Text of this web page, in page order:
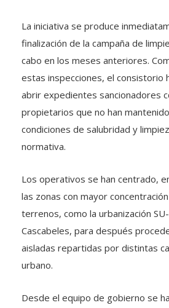
La iniciativa se produce
finalización de la campaña de
cabo en los meses anteriores.
estas inspecciones, el consistorio
abrir expedientes sancionadores
propietarios que no han
condiciones de salubridad y
normativa.
Los operativos se han centrado,
las zonas con mayor
terrenos, como la urbanización
Cascabeles, para después
aisladas repartidas por distintas
urbano.
Desde el equipo de gobierno se